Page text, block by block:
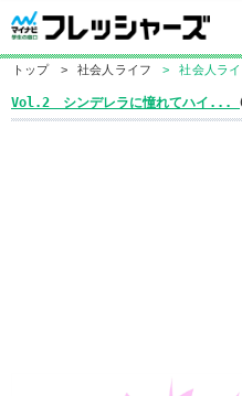
トップ > 社会人ライフ > 社会人ラ
Vol.2 シンデレラに憧れてハイ...